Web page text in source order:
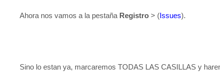
Ahora nos vamos a la pestaña Registro > ( Issues).
Sino lo estan ya, marcaremos TODAS LAS CASILLAS y